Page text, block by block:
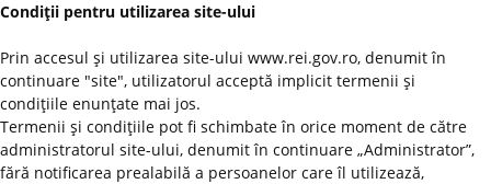
Condiţii pentru utilizarea site-ului
Prin accesul şi utilizarea site-ului www.rei.gov.ro, denumit în
continuare "site", utilizatorul acceptă implicit termenii şi
condiţiile enunţate mai jos.
Termenii şi condiţiile pot fi schimbate în orice moment de către
administratorul site-ului, denumit în continuare „Administrator”,
fără notificarea prealabilă a persoanelor care îl utilizează,